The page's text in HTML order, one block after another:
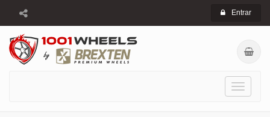
Entrar
Toggle